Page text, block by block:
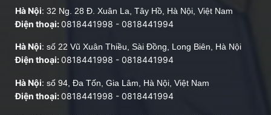
Hà Nội: 32 Ng. 28 Đ. Xuân La, Tây Hồ, Hà Nội, Việt Nam
Điện thoại:0818441998 - 0818441994
Hà Nội: số 22 Vũ Xuân Thiều, Sài Đồng, Long Biên, Hà Nội
Điện thoại:0818441998 - 0818441994
Hà Nội: số 94, Đa Tốn, Gia Lâm, Hà Nội, Việt Nam
Điện thoại:0818441998 - 0818441994